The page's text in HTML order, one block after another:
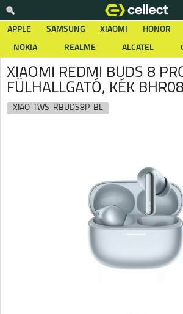
APPLE SAMSUNG XIAOMI HONOR
NOKIA
REALME ALCATEL
XIAOMI REDMI BUDS 8
FÜLHALLGATÓ, KÉK
XIAO-TWS-RBUDS8P-BL